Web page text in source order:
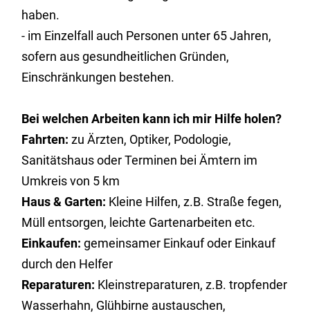
haben.
- im Einzelfall auch Personen unter 65 Jahren,
sofern aus gesundheitlichen Gründen,
Einschränkungen bestehen.
Bei welchen Arbeiten kann ich mir Hilfe holen?
Fahrten: zu Ärzten, Optiker, Podologie,
Sanitätshaus oder Terminen bei Ämtern im
Umkreis von 5 km
Haus & Garten: Kleine Hilfen, z.B. Straße fegen,
Müll entsorgen, leichte Gartenarbeiten etc.
Einkaufen:gemeinsamer Einkauf oder Einkauf
durch den Helfer
Reparaturen: Kleinstreparaturen, z.B. tropfender
Wasserhahn, Glühbirne austauschen,